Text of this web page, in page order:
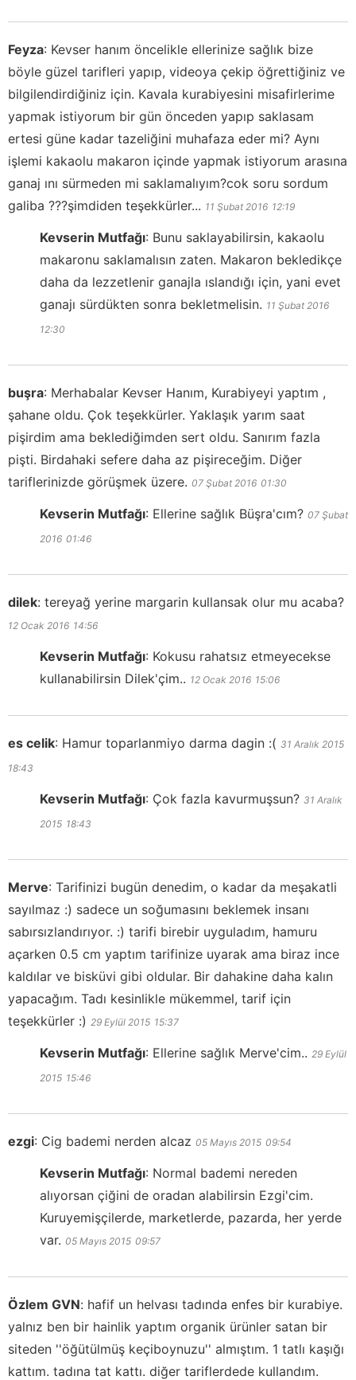
Feyza: Kevser hanım öncelikle ellerinize sağlık bize
böyle güzel tarifleri yapıp, videoya çekip öğrettiğiniz ve
bilgilendirdiğiniz için. Kavala kurabiyesini misafirlerime
yapmak istiyorum bir gün önceden yapıp saklasam
ertesi güne kadar tazeliğini muhafaza eder mi? Aynı
işlemi kakaolu makaron içinde yapmak istiyorum arasına
ganaj ını sürmeden mi saklamalıyım?cok soru sordum
galiba ???şimdiden teşekkürler... 11 Şubat 2016 12:19
Kevserin Mutfağı: Bunu saklayabilirsin, kakaolu
makaronu saklamalısın zaten. Makaron bekledikçe
daha da lezzetlenir ganajla ıslandığı için, yani evet
ganajı sürdükten sonra bekletmelisin. 11 Şubat 2016
12:30
buşra: Merhabalar Kevser Hanım, Kurabiyeyi yaptım ,
şahane oldu. Çok teşekkürler. Yaklaşık yarım saat
pişirdim ama beklediğimden sert oldu. Sanırım fazla
pişti. Birdahaki sefere daha az pişireceğim. Diğer
tariflerinizde görüşmek üzere. 07 Şubat 2016 01:30
Kevserin Mutfağı: Ellerine sağlık Büşra'cım? 07 Şubat
2016 01:46
dilek: tereyağ yerine margarin kullansak olur mu acaba?
12 Ocak 2016 14:56
Kevserin Mutfağı: Kokusu rahatsız etmeyecekse
kullanabilirsin Dilek'çim.. 12 Ocak 2016 15:06
es celik: Hamur toparlanmiyo darma dagin :( 31 Aralık 2015
18:43
Kevserin Mutfağı: Çok fazla kavurmuşsun? 31 Aralık
2015 18:43
Merve: Tarifinizi bugün denedim, o kadar da meşakatli
sayılmaz :) sadece un soğumasını beklemek insanı
sabırsızlandırıyor. :) tarifi birebir uyguladım, hamuru
açarken 0.5 cm yaptım tarifinize uyarak ama biraz ince
kaldılar ve bisküvi gibi oldular. Bir dahakine daha kalın
yapacağım. Tadı kesinlikle mükemmel, tarif için
teşekkürler :) 29 Eylül 2015 15:37
Kevserin Mutfağı: Ellerine sağlık Merve'cim.. 29 Eylül
2015 15:46
ezgi: Cig bademi nerden alcaz 05 Mayıs 2015 09:54
Kevserin Mutfağı: Normal bademi nereden
alıyorsan çiğini de oradan alabilirsin Ezgi'cim.
Kuruyemişçilerde, marketlerde, pazarda, her yerde
var. 05 Mayıs 2015 09:57
Özlem GVN: hafif un helvası tadında enfes bir kurabiye.
yalnız ben bir hainlik yaptım organik ürünler satan bir
siteden ''öğütülmüş keçiboynuzu'' almıştım. 1 tatlı kaşığı
kattım. tadına tat kattı. diğer tariflerdede kullandım.